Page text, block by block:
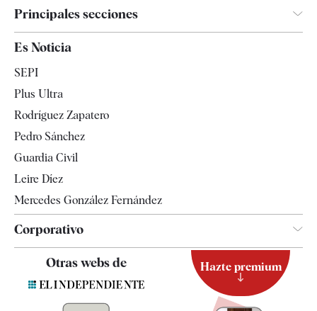
Principales secciones
Televisión
Es Noticia
SEPI
Plus Ultra
Rodríguez Zapatero
Pedro Sánchez
Guardia Civil
Leire Díez
Mercedes González Fernández
Corporativo
Otras webs de Hazte premium